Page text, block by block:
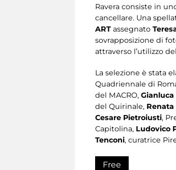
Ravera consiste in
cancellare. Una
ART assegnato
sovrapposizione di
attraverso l’utilizzo
La selezione è stata
Quadriennale di
del MACRO,
del Quirinale,
Cesare Pietroiusti,
Capitolina, Ludovico
Tenconi, curatrice
Free